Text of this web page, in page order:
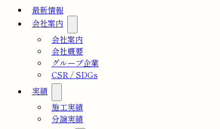
最新情報
会社案内
会社案内
会社概要
グループ企業
CSR / SDGs
実績
施工実績
分譲実績